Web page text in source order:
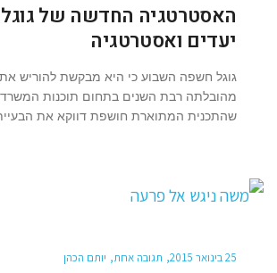
האסטרטגיה החדשה של גוגל
יעדים ואסטרטגיה
גוגל חשפה השבוע כי היא מבקשת להוריש את
מהובלתה רבת השנים בתחום תוכנות
שהתכנית המתוארת חושפת דווקא את
25 בינואר 2015 תגובה אחת יותם הכהן